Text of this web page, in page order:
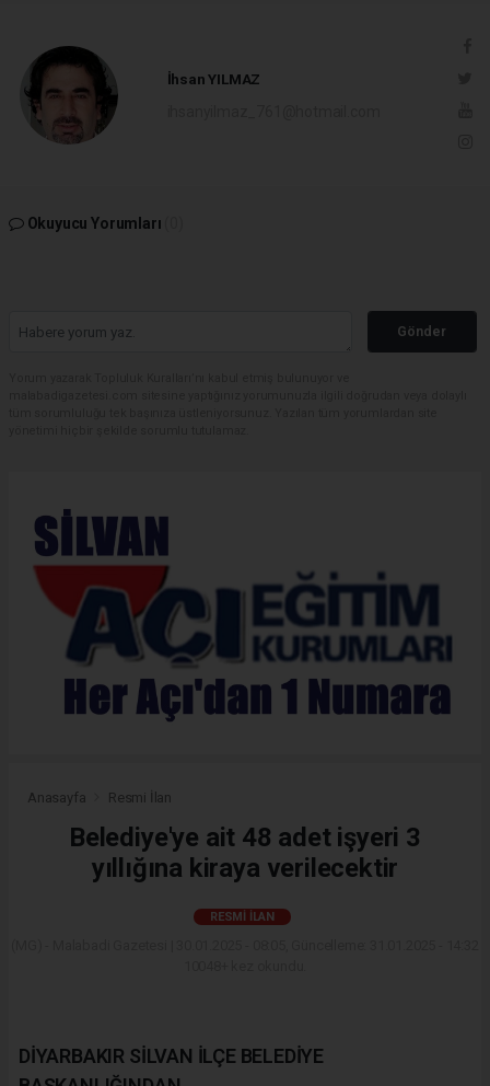
İhsan YILMAZ
Okuyucu Yorumları
Gönder
Anasayfa Resmi İlan
Belediye'ye ait 48 adet işyeri 3
yıllığına kiraya verilecektir
RESMI İLAN
DİYARBAKIR SİLVAN İLÇE BELEDİYE